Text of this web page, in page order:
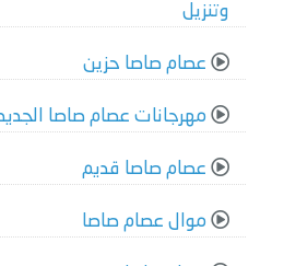
وتنزيل
عصام صاصا حزين
مهرجانات عصام صاصا
عصام صاصا قديم
موال عصام صاصا